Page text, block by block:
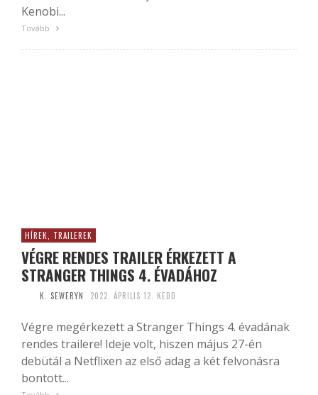
Kenobi...
Tovább
HÍREK, TRAILEREK
VÉGRE RENDES TRAILER ÉRKEZETT A
STRANGER THINGS 4. ÉVADÁHOZ
K. SEWERYN 2022. ÁPRILIS 12. KEDD
Végre megérkezett a Stranger Things 4. évadának
rendes trailere! Ideje volt, hiszen május 27-én
debütál a Netflixen az első adag a két felvonásra
bontott...